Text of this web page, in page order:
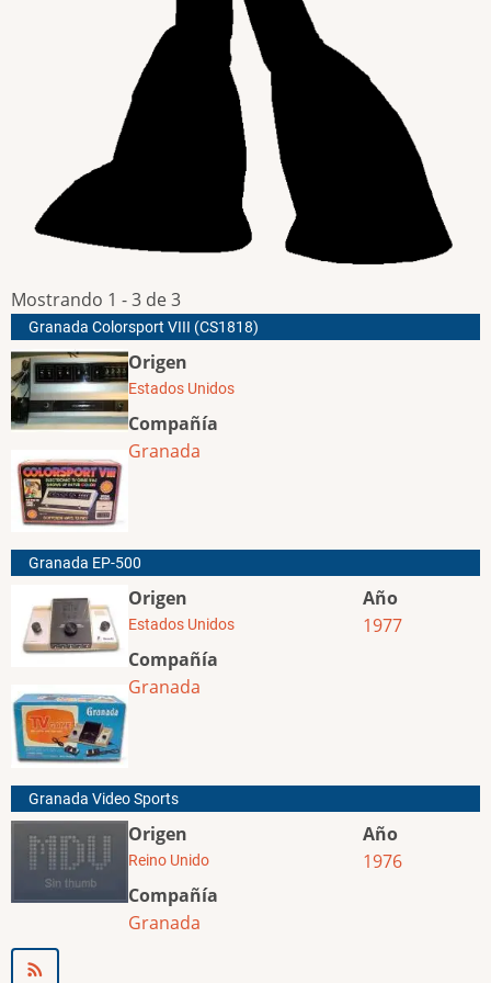
Mostrando 1 - 3 de 3
Granada Colorsport VIII (CS1818)
Origen
Estados Unidos
Compañía
Granada
Granada EP-500
Origen
Estados Unidos
Compañía
Granada
Año
1977
Granada Video Sports
Origen
Reino Unido
Compañía
Granada
Año
1976